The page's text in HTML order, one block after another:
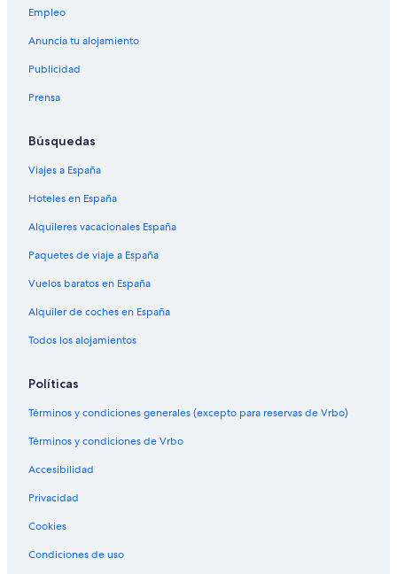
Empleo
Anuncia tu alojamiento
Publicidad
Prensa
Búsquedas
Viajes a España
Hoteles en España
Alquileres vacacionales España
Paquetes de viaje a España
Vuelos baratos en España
Alquiler de coches en España
Todos los alojamientos
Políticas
Términos y condiciones generales (excepto para reservas de Vrbo)
Términos y condiciones de Vrbo
Accesibilidad
Privacidad
Cookies
Condiciones de uso